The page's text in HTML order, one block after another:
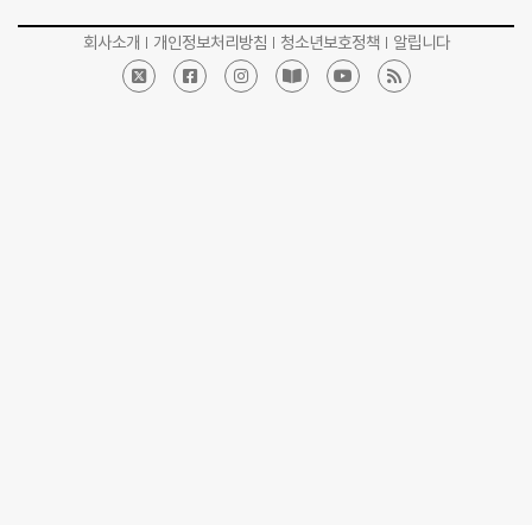
회사소개 개인정보처리방침 청소년보호정책 알립니다